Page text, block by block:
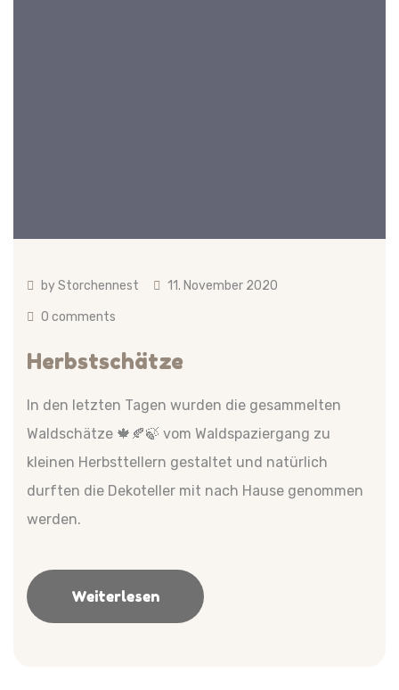
byStorchennest 11. November 2020
0 comments
Herbstschätze
In den letzten Tagen wurden die gesammelten
Waldschätze 🍁🍂🍃 vom Waldspaziergang zu
kleinen Herbsttellern gestaltet und natürlich
durften die Dekoteller mit nach Hause genommen
werden.
Weiterlesen